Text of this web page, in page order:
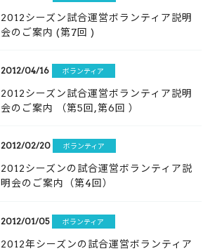
2012シーズン試合運営ボランティア説明
会のご案内 (第7回 )
2012/04/16 ボランティア
2012シーズン試合運営ボランティア説明
会のご案内 （第5回,第6回 ）
2012/02/20 ボランティア
2012シーズンの試合運営ボランティア説
明会のご案内（第4回）
2012/01/05 ボランティア
2012年シーズンの試合運営ボランティア